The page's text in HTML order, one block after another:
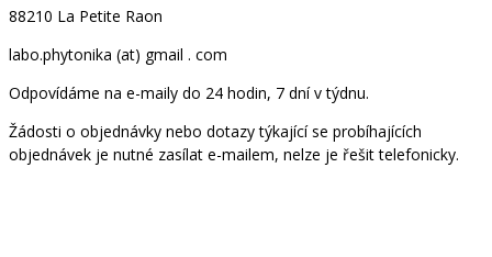
88210 La Petite Raon
labo.phytonika (at) gmail . com
Odpovídáme na e-maily do 24 hodin, 7 dní v týdnu.
Žádosti o objednávky nebo dotazy týkající se probíhajících
objednávek je nutné zasílat e-mailem, nelze je řešit telefonicky.